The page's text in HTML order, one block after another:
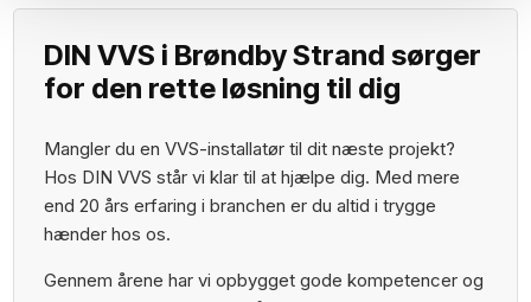
DIN VVS i Brøndby Strand sørger
for den rette løsning til dig
Mangler du en VVS-installatør til dit næste projekt?
Hos DIN VVS står vi klar til at hjælpe dig. Med mere
end 20 års erfaring i branchen er du altid i trygge
hænder hos os.
Gennem årene har vi opbygget gode kompetencer og